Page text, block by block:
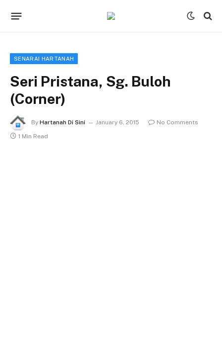
SENARAI HARTANAH
Seri Pristana, Sg. Buloh
(Corner)
By Hartanah Di Sini January 6, 2015
No Comments
1 Min Read